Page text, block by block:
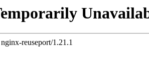
nginx-reuseport/1.21.1